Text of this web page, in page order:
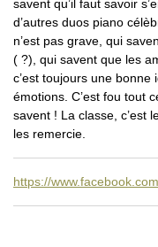
savent qu’il faut savoir
d’autres duos piano
n’est pas grave, qui
( ?), qui savent que les
c’est toujours une bonne
émotions. C’est fou tout
savent ! La classe, c’est
les remercie.
https://